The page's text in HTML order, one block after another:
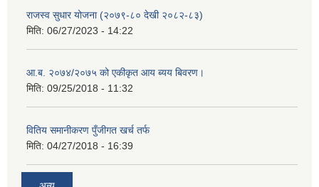
राजस्व सुधार योजना (२०७९-८० देखी २०८२-८३)
मिति: 06/27/2023 - 14:22
आ.ब. २०७४/२०७५ को एकीकृत आय ब्यय बिवरण।
मिति: 09/25/2018 - 11:32
वितिय समानीकरण पुँजीगत खर्च तर्फ
मिति: 04/27/2018 - 16:39